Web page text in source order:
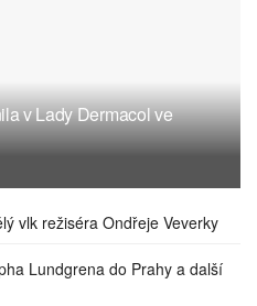
v Lady Dermacol ve
vlk režiséra Ondřeje Veverky
Lundgrena do Prahy a další